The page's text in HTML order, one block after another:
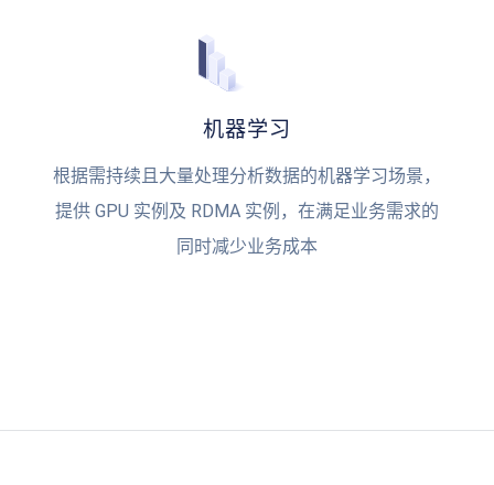
机器学习
根据需持续且大量处理分析数据的机器学习场景，
提供 GPU 实例及 RDMA 实例，在满足业务需求的
同时减少业务成本